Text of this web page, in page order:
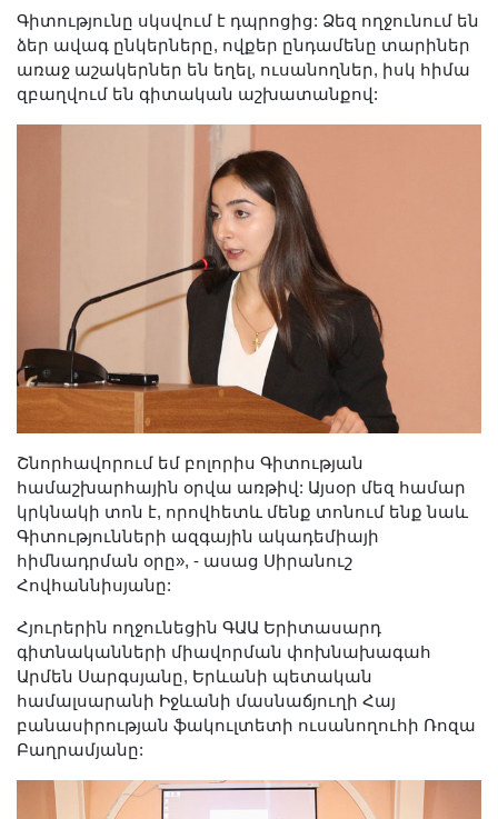
Գիտությունը սկսվում է դպրոցից: Ձեզ ողջունում են
ձեր ավագ ընկերները, ովքեր ընդամենը տարիներ
առաջ աշակերներ են եղել, ուսանողներ, իսկ հիմա
զբաղվում են գիտական աշխատանքով:
Շնորհավորում եմ բոլորիս Գիտության
համաշխարհային օրվա առթիվ: Այսօր մեզ համար
կրկնակի տոն է, որովհետև մենք տոնում ենք նաև
Գիտությունների ազգային ակադեմիայի
հիմնադրման օրը», - ասաց Սիրանուշ
Հովհաննիսյանը:
Հյուրերին ողջունեցին ԳԱԱ Երիտասարդ
գիտնականների միավորման փոխնախագահ
Արմեն Սարգսյանը, Երևանի պետական
համալսարանի Իջևանի մասնաճյուղի Հայ
բանասիրության ֆակուլտետի ուսանողուհի Ռոզա
Բաղրամյանը: